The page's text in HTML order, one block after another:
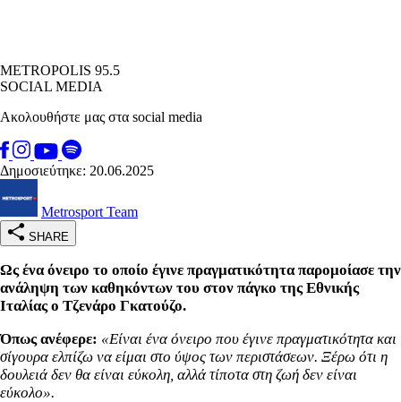
METROPOLIS 95.5
SOCIAL MEDIA
Ακολουθήστε μας στα social media
Δημοσιεύτηκε: 20.06.2025
Metrosport Team
SHARE
Ως ένα όνειρο το οποίο έγινε πραγματικότητα παρομοίασε την
ανάληψη των καθηκόντων του στον πάγκο της Εθνικής
Ιταλίας ο Τζενάρο Γκατούζο.
Όπως ανέφερε: «Είναι ένα όνειρο που έγινε πραγματικότητα και
σίγουρα ελπίζω να είμαι στο ύψος των περιστάσεων. Ξέρω ότι η
δουλειά δεν θα είναι εύκολη, αλλά τίποτα στη ζωή δεν είναι
εύκολο».